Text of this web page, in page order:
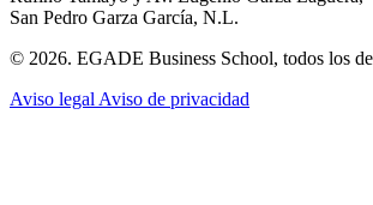
San Pedro Garza García, N.L.
© 2026. EGADE Business School, todos los
Aviso legal Aviso de privacidad